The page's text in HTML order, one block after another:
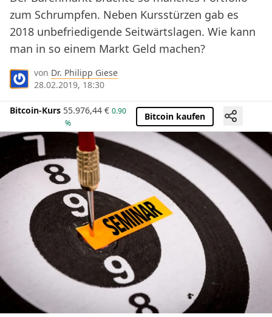
zum Schrumpfen. Neben Kursstürzen gab es
2018 unbefriedigende Seitwärtslagen. Wie kann
man in so einem Markt Geld machen?
von Dr. Philipp Giese
28.02.2019, 18:30
Bitcoin-Kurs 55.976,44 € 0.90
%
Bitcoin kaufen